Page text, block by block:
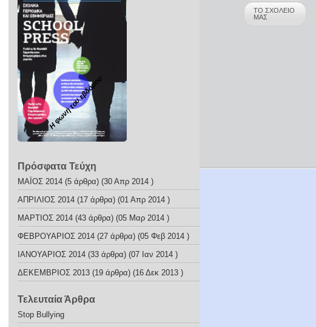
ΤΟ ΣΧΟΛΕΙΟ
ΜΑΣ
Η φωνή του εβδόμου
Πρόσφατα Τεύχη
ΜΑΪΟΣ 2014 (5 άρθρα) (30 Απρ 2014 )
ΑΠΡΙΛΙΟΣ 2014 (17 άρθρα) (01 Απρ 2014 )
ΜΑΡΤΙΟΣ 2014 (43 άρθρα) (05 Μαρ 2014 )
ΦΕΒΡΟΥΑΡΙΟΣ 2014 (27 άρθρα) (05 Φεβ 2014 )
ΙΑΝΟΥΑΡΙΟΣ 2014 (33 άρθρα) (07 Ιαν 2014 )
ΔΕΚΕΜΒΡΙΟΣ 2013 (19 άρθρα) (16 Δεκ 2013 )
Τελευταία Άρθρα
Stop Bullying